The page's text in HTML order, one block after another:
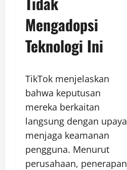
Mengadopsi
Teknologi Ini
TikTok menjelaskan
bahwa keputusan
mereka berkaitan
langsung dengan upaya
menjaga keamanan
pengguna. Menurut
perusahaan, penerapan